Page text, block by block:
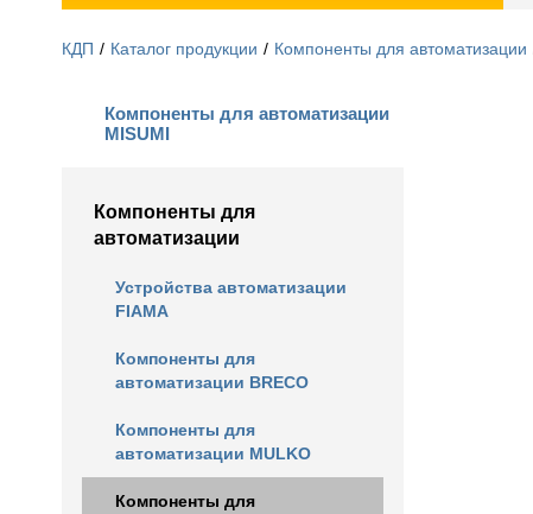
КДП Каталог продукции Компоненты для автоматизации
Компоненты для автоматизации
MISUMI
Компоненты для
автоматизации
Устройства автоматизации
FIAMA
Компоненты для
автоматизации BRECO
Компоненты для
автоматизации MULKO
Компоненты для